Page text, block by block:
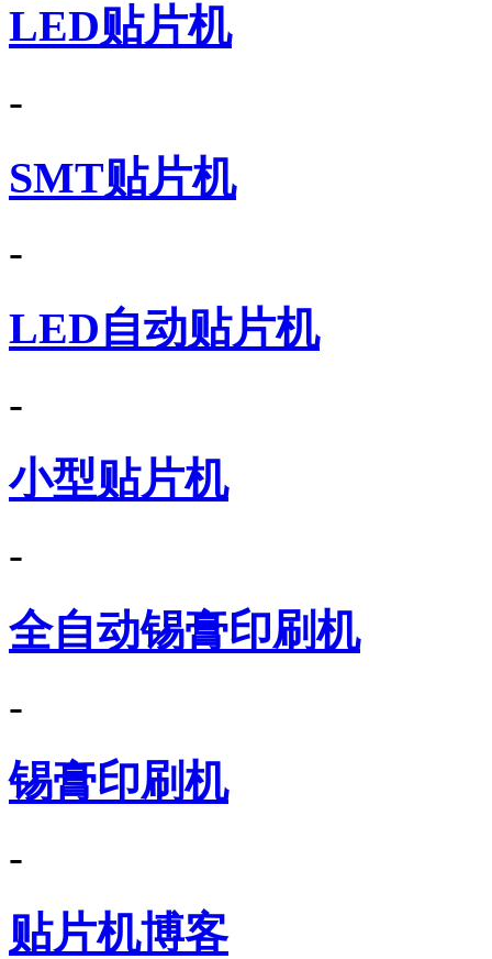
LED贴片机
-
SMT贴片机
-
LED自动贴片机
-
小型贴片机
-
全自动锡膏印刷机
-
锡膏印刷机
-
贴片机博客